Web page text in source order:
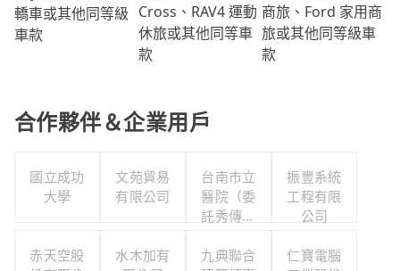
轎車或其他同等級
車款
Cross、RAV4 運動
休旅或其他同等車
款
商旅、Ford 家用商
旅或其他同等級車
款
合作夥伴＆企業用戶
國立成功
大學
文苑貿易
有限公司
台南市立
醫院（委
託秀傳醫
人經營）
振豐系統
工程有限
公司
赤天空股
水木加有
九典聯合
仁寶電腦